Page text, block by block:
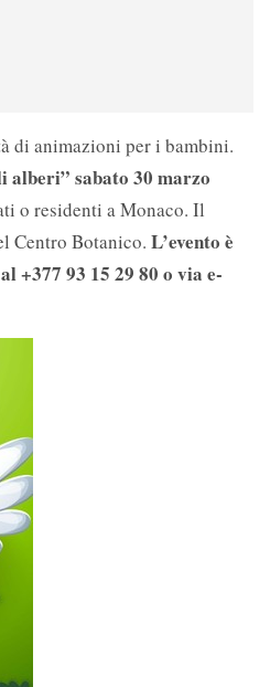
di animazioni per i bambini.
alberi” sabato 30 marzo
o residenti a Monaco. Il
Centro Botanico. L’evento è
+377 93 15 29 80 o via e-